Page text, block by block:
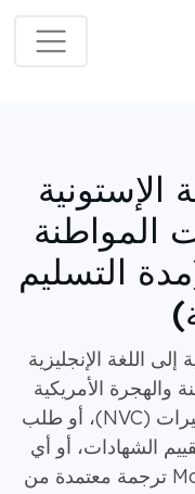
الإستونية
المواطنة
التسليم
اللغة الإنجليزية
والهجرة الأمريكية
(USCIS)، أو المركز الوطني للتأشيرات (NVC)، أو طلب
الشهادات، أو أي
إجراء رسمي آخر؟ توفر MotaWord ترجمة معتمدة من